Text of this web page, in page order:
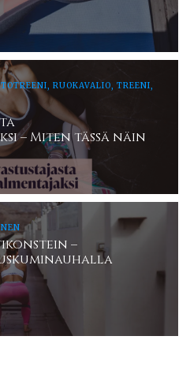
RUOKAVALIO, TREENI,
– Miten tässä näin
–